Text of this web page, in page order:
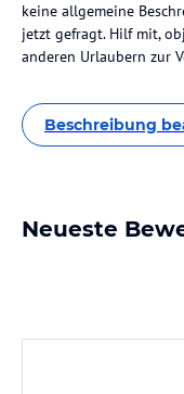
keine allgemeine
jetzt gefragt. Hilf mit,
anderen Urlaubern zur
Beschreibung
Neueste